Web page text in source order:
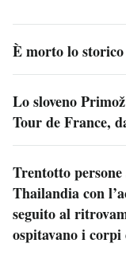
È morto lo
Lo sloveno
Tour de France,
Trentotto
Thailandia con
seguito al
ospitavano i